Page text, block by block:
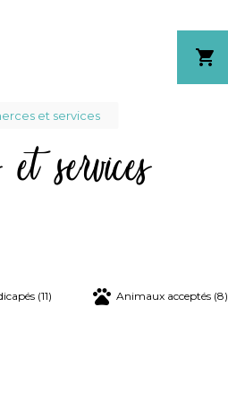
shopping_cart
et services
et services
(11) Animaux acceptés (8)